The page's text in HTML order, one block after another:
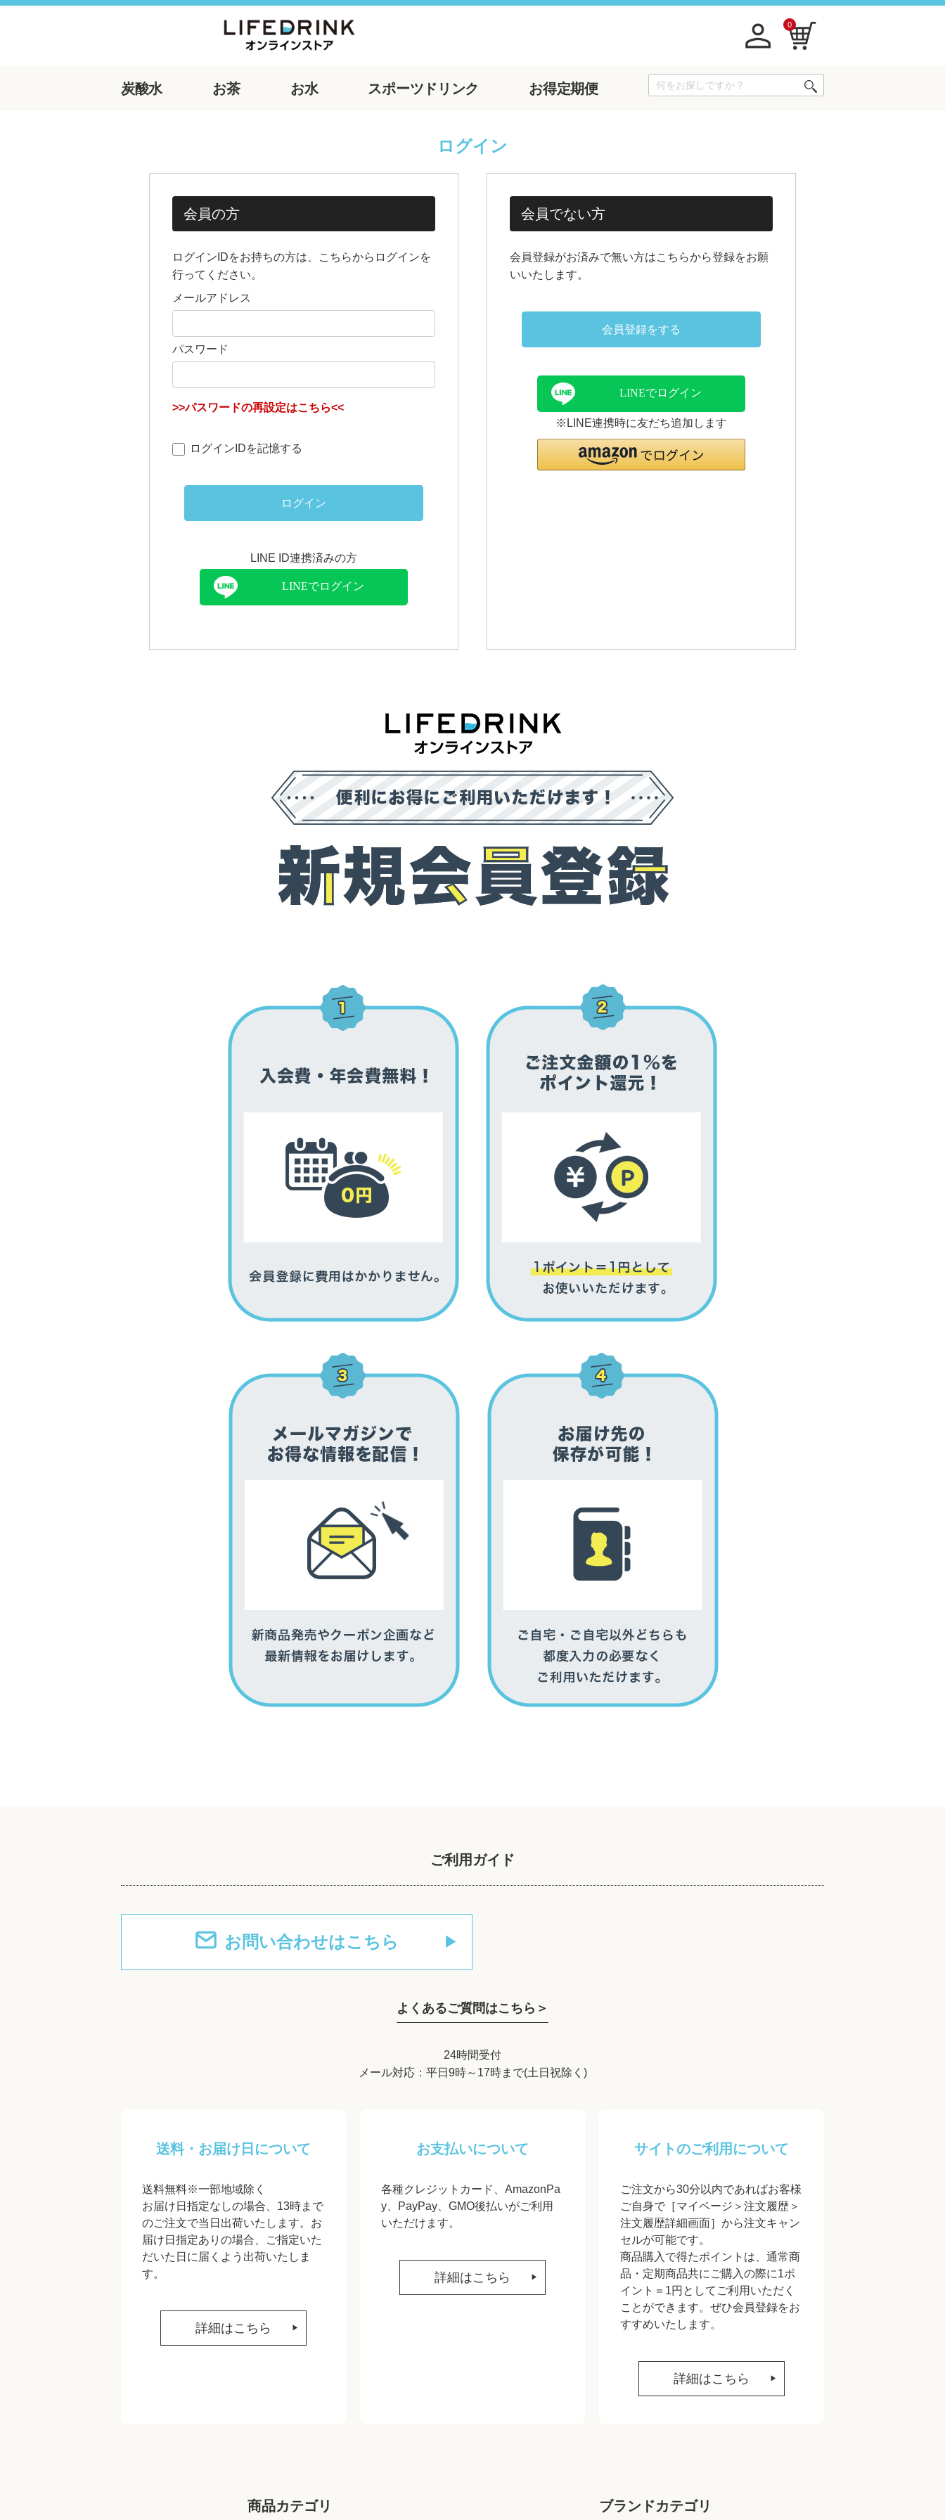
0
炭酸水 お茶 お水 スポーツ ドリンク お得定期便
ログイン
会員の方
ログインIDをお持ちの方は、こちらからログインを
行ってください。
メールアドレス
パスワード
>>パスワードの再設定はこちら<<
ログインIDを記憶する
ログイン
LINE ID連携済みの方
LINEでログイン
会員でない方
会員登録がお済みで無い方はこちらから登録をお願
いいたします。
会員登録をする
LINEでログイン
※LINE連携時に友だち追加します
ご利用ガイド
お問い合わせはこちら
よくあるご質問はこちら＞
24時間受付
メール対応：平日9時～17時まで(土日祝除く)
送料・お届け日について
送料無料※一部地域除く
お届け日指定なしの場合、13時まで
のご注文で当日出荷いたします。お
届け日指定ありの場合、ご指定いた
だいた日に届くよう出荷いたしま
す。
詳細はこちら
お支払いについて
各種クレジットカード、AmazonPa
y、PayPay、GMO後払いがご利用
いただけます。
詳細はこちら
サイトのご利用について
ご注文から30分以内であればお客様
ご自身で［マイページ＞注文履歴＞
注文履歴詳細画面］から注文キャン
セルが可能です。
商品購入で得たポイントは、通常商
品・定期商品共にご購入の際に1ポ
イント＝1円としてご利用いただく
ことができます。ぜひ会員登録をお
すすめいたします。
詳細はこちら
商品カテゴリ ブランドカテゴリ